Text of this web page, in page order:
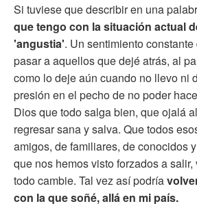
Si tuviese que describir en una
que tengo con la situación actual
'angustia'. Un sentimiento
pasar a aquellos que dejé atrás, al
como lo deje aún cuando no llevo ni
presión en el pecho de no poder
Dios que todo salga bien, que ojalá
regresar sana y salva. Que todos
amigos, de familiares, de conocidos
que nos hemos visto forzados a
todo cambie. Tal vez así podría
con la que soñé, allá en mi país.